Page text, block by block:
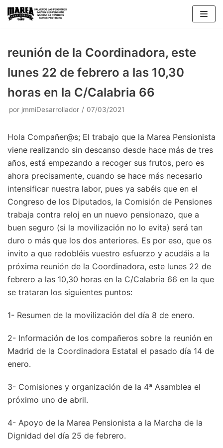
Saltar
reunión de la Coordinadora, este
lunes 22 de febrero a las 10,30
horas en la C/Calabria 66
por jmmiDesarrollador 07/03/2021
Hola Compañer@s; El trabajo que la Marea Pensionista
viene realizando sin descanso desde hace más de tres
años, está empezando a recoger sus frutos, pero es
ahora precisamente, cuando se hace más necesario
intensificar nuestra labor, pues ya sabéis que en el
Congreso de los Diputados, la Comisión de Pensiones
trabaja contra reloj en un nuevo pensionazo, que a
buen seguro (si la movilización no lo evita) será tan
duro o más que los dos anteriores. Es por eso, que os
invito a que redobléis vuestro esfuerzo y acudáis a la
próxima reunión de la Coordinadora, este lunes 22 de
febrero a las 10,30 horas en la C/Calabria 66 en la que
se trataran los siguientes puntos:
1- Resumen de la movilización del día 8 de enero.
2- Información de los compañeros sobre la reunión en
Madrid de la Coordinadora Estatal el pasado día 14 de
enero.
3- Comisiones y organización de la 4ª Asamblea el
próximo uno de abril.
4- Apoyo de la Marea Pensionista a la Marcha de la
Dignidad del día 25 de febrero.